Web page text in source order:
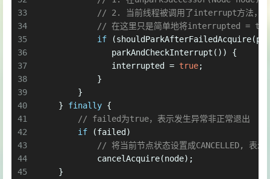
33
34
35
36
37
38
39
40
41
42
43
44
45
// 2. 当前线程被调用了interrupt方法，线
// 在这里只是简单地将interrupted = true
if (shouldParkAfterFailedAcquire(p,
               parkAndCheckInterrupt()) {
               interrupted =
true;
            }
        }
    }
finally {
// failed为true，表示发生异常非正常退出
if (failed)
// 将当前节点状态设置成CANCELLED, 表
            cancelAcquire(node);
    }